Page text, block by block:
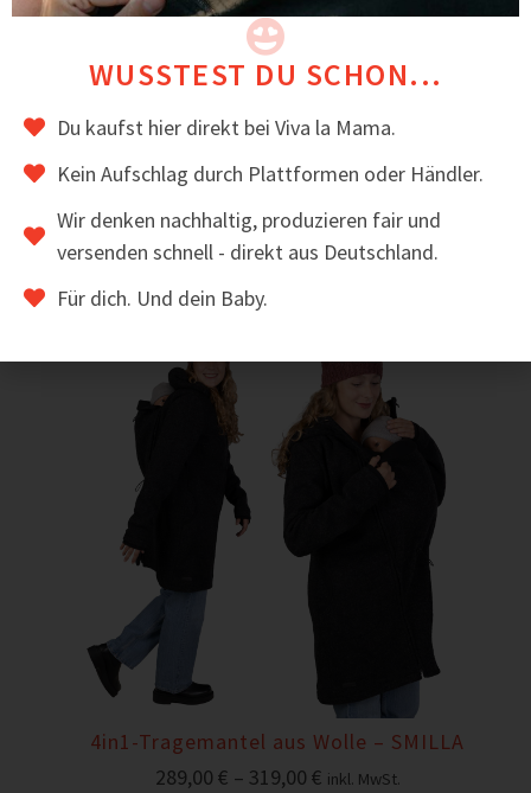
⭐ Mamas schätzen an PEVE besonders, dass er als
Soloweste, aber auch als Layer unter Jacken super
funktioniert.
Das könnte dir auch gefallen
4in1-Tragemantel aus Wolle – SMILLA
289,00 € – 319,00 € inkl. MwSt.
WUSSTEST DU SCHON...
Du kaufst hier direkt bei Viva la Mama.
Kein Aufschlag durch Plattformen oder Händler.
Wir denken nachhaltig, produzieren fair und
versenden schnell - direkt aus Deutschland.
Für dich. Und dein Baby.